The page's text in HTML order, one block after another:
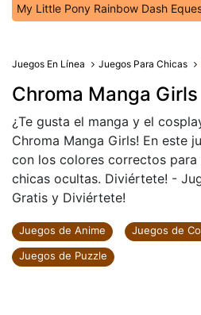
My Little Pony Rainbow Dash
Juegos En Línea Juegos Para Chicas
Chroma Manga Girls
¿Te gusta el manga y el
Chroma Manga Girls! En este
con los colores correctos
chicas ocultas. Diviértete! -
Gratis y Diviértete!
Juegos de Anime
Juegos de
Juegos de Puzzle